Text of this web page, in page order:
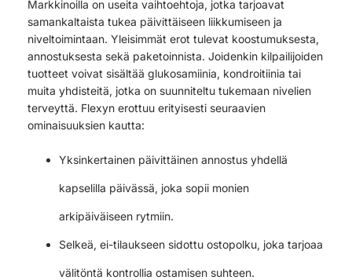
Markkinoilla on useita vaihtoehtoja, jotka tarjoavat
samankaltaista tukea päivittäiseen liikkumiseen ja
niveltoimintaan. Yleisimmät erot tulevat koostumuksesta,
annostuksesta sekä paketoinnista. Joidenkin kilpailijoiden
tuotteet voivat sisältää glukosamiinia, kondroitiinia tai
muita yhdisteitä, jotka on suunniteltu tukemaan nivelien
terveyttä. Flexyn erottuu erityisesti seuraavien
ominaisuuksien kautta:
Yksinkertainen päivittäinen annostus yhdellä
kapselilla päivässä, joka sopii monien
arkipäiväiseen rytmiin.
Selkeä, ei-tilaukseen sidottu ostopolku, joka tarjoaa
välitöntä kontrollia ostamisen suhteen.